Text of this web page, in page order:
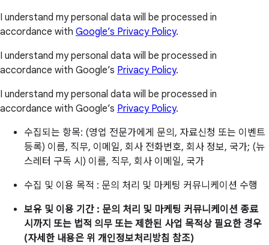
I understand my personal data will be processed in
accordance with Google’s Privacy Policy.
I understand my personal data will be processed in
accordance with Google’s Privacy Policy.
I understand my personal data will be processed in
accordance with Google’s Privacy Policy.
수집되는 항목: (영업 전문가에게 문의, 자료신청 또는 이벤트
등록) 이름, 직무, 이메일, 회사 전화번호, 회사 정보, 국가; (뉴
스레터 구독 시) 이름, 직무, 회사 이메일, 국가
수집 및 이용 목적 : 문의 처리 및 마케팅 커뮤니케이션 수행
보유 및 이용 기간 : 문의 처리 및 마케팅 커뮤니케이션 종료
시까지 또는 법적 의무 또는 제한된 사업 목적상 필요한 경우
(자세한 내용은 위 개인정보처리방침 참조)